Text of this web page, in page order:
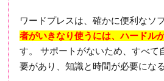
ワードプレスは、確かに便利なソ
者がいきなり使うには、ハードル
す。 サポートがないため、すべて
要があり、知識と時間が必要にな